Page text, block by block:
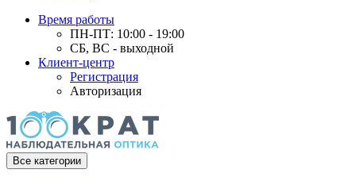
Время работы
ПН-ПТ: 10:00 - 19:00
СБ, ВС - выходной
Клиент-центр
Регистрация
Авторизация
Все категории